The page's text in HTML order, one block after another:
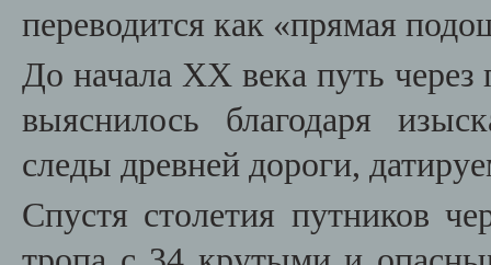
переводится как «прямая
До начала XX века путь через
выяснилось благодаря
следы древней дороги,
Спустя столетия путников